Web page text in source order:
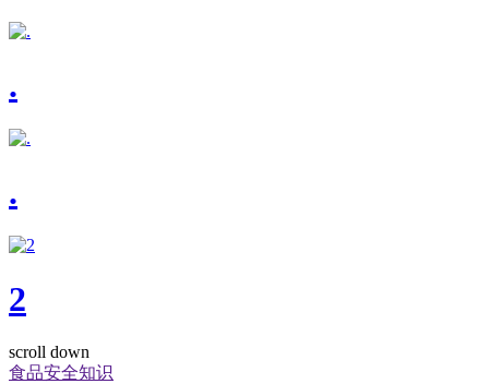
.
.
2
scroll down
食品安全知识